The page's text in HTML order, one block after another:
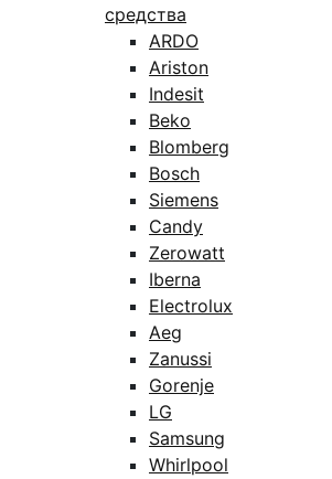
средства
ARDO
Ariston
Indesit
Beko
Blomberg
Bosch
Siemens
Candy
Zerowatt
Iberna
Electrolux
Aeg
Zanussi
Gorenje
LG
Samsung
Whirlpool